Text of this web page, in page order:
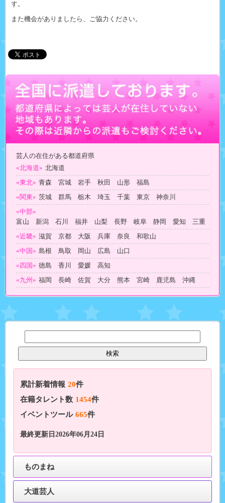
す。
また機会がありましたら、ご協力ください。
芸人の在住がある都道府県
«北海道» 北海道
«東北» 青森 宮城 岩手 秋田 山形 福島
«関東» 茨城 群馬 栃木 埼玉 千葉 東京 神奈川
«中部»
富山 新潟 石川 福井 山梨 長野 岐阜 静岡 愛知 三重
«近畿» 滋賀 京都 大阪 兵庫 奈良 和歌山
«中国» 島根 鳥取 岡山 広島 山口
«四国» 徳島 香川 愛媛 高知
«九州» 福岡 長崎 佐賀 大分 熊本 宮崎 鹿児島 沖縄
累計新着情報 20件
在籍タレント数 1454件
イベントツール 665件
最終更新日2026年06月24日
ものまね
大道芸人